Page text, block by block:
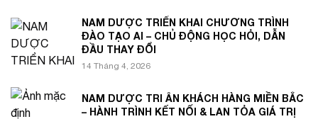
NAM DƯỢC TRIỂN KHAI CHƯƠNG TRÌNH
ĐÀO TẠO AI – CHỦ ĐỘNG HỌC HỎI, DẪN
ĐẦU THAY ĐỔI
14 Tháng 4, 2026
NAM DƯỢC TRI ÂN KHÁCH HÀNG MIỀN BẮC
– HÀNH TRÌNH KẾT NỐI & LAN TỎA GIÁ TRỊ